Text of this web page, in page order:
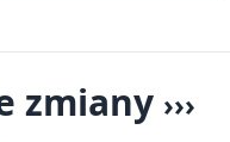
zmiany ›››